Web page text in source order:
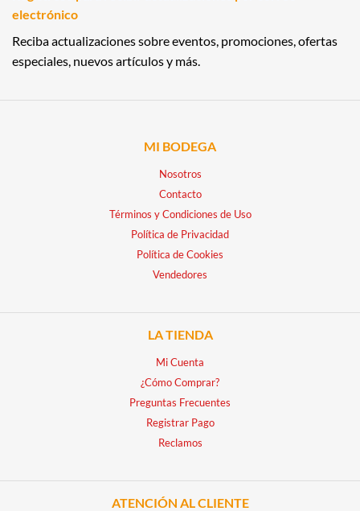
electrónico
Reciba actualizaciones sobre eventos, promociones, ofertas
especiales, nuevos artículos y más.
MI BODEGA
Nosotros
Contacto
Términos y Condiciones de Uso
Política de Privacidad
Política de Cookies
Vendedores
LA TIENDA
Mi Cuenta
¿Cómo Comprar?
Preguntas Frecuentes
Registrar Pago
Reclamos
ATENCIÓN AL CLIENTE